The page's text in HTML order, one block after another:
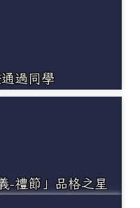
過同學
-禮節」品格之星